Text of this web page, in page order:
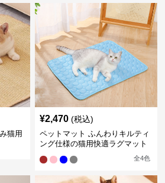
猫用
¥2,470 (税込)
ペットマット ふんわりキルティ
ング仕様の猫用快適ラグマット
全4色